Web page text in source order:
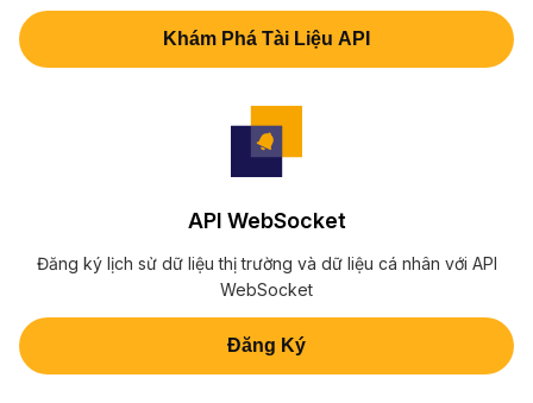
Khám Phá Tài Liệu API
API WebSocket
Đăng ký lịch sử dữ liệu thị trường và dữ liệu cá nhân với API
WebSocket
Đăng Ký